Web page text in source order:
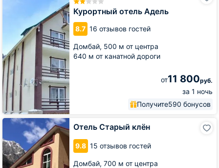
Курортный отель Адель
8.7 16 отзывов гостей
Домбай, 500 м от центра
640 м от канатной дороги
от11 800руб.
за 1 ночь
Получите590 бонусов
Отель Старый клён
9.8 15 отзывов гостей
Домбай, 700 м от центра
Отель
Старый
клён